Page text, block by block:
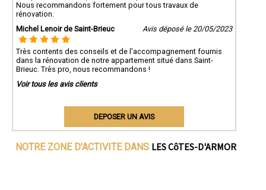
Nous recommandons fortement pour tous travaux de
rénovation.
Michel Lenoir de Saint-Brieuc
Avis déposé le 20/05/2023
Très contents des conseils et de l'accompagnement fournis
dans la rénovation de notre appartement situé dans Saint-
Brieuc. Très pro, nous recommandons !
Voir tous les avis clients
DEPOSER UN AVIS
NOTRE ZONE D'ACTIVITE DANS LES CôTES-D'ARMOR